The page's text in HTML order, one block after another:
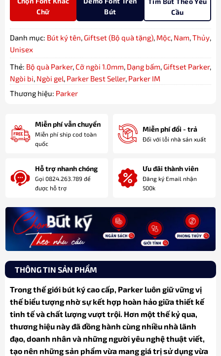
Chữ
Bút
Cầu
Danh mục: Bút ký tên, Giftset (Bộ quà tặng), Mộc, Nam,Thủy,
Unisex
Thẻ: Bộ quà Parker, Cỡ ngòi 1.0mm, Dạng bấm, Giftset Parker,
Ngòi bi, Ngòi gel, Parker Best Seller, Parker IM
Thương hiệu: Parker
Miễn phí vẫn chuyển
Miễn phí ship cod toàn
quốc
Miễn phí đổi - trả
Đối với lỗi nhà sản xuất
Hỗ trợ nhanh chóng
Gọi 0824.263.789 để
được hỗ trợ
Ưu đãi thành viên
Đăng ký Email nhận
500k
THÔNG TIN SẢN PHẨM
Trong thế giới bút ký cao cấp, Parker luôn giữ vững vị
thế biểu tượng nhờ sự kết hợp hoàn hảo giữa thiết kế
tinh tế và chất lượng vượt trội. Hơn một thế kỷ qua,
thương hiệu này đã đồng hành cùng nhiều nhà lãnh
đạo, doanh nhân và những người yêu nghệ thuật viết,
tạo nên những sản phẩm vừa mang giá trị sử dụng vừa